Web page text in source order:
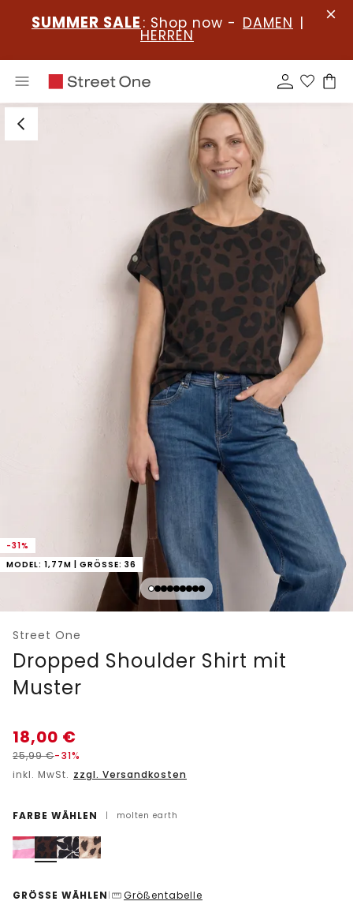
SUMMER SALE : Shop now - DAMEN |
HERREN
-31%
MODEL: 1,77M | GRÖSSE: 36
Street One
Dropped Shoulder Shirt mit
Muster
18,00 €
25,99€-31%
inkl. MwSt. zzgl. Versandkosten
FARBE WÄHLEN | molten earth
GRÖSSE WÄHLEN | Größentabelle